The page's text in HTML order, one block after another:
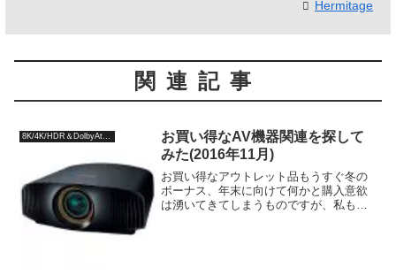
Hermitage
関連記事
8K/4K/HDR＆DolbyAtmos
お買い得なAV機器関連を探して
みた(2016年11月)
お買い得なアウトレット品もうすぐ冬の
ボーナス、年末に向けて何かと購入意欲
は湧いてきてしまうものですが、私もな